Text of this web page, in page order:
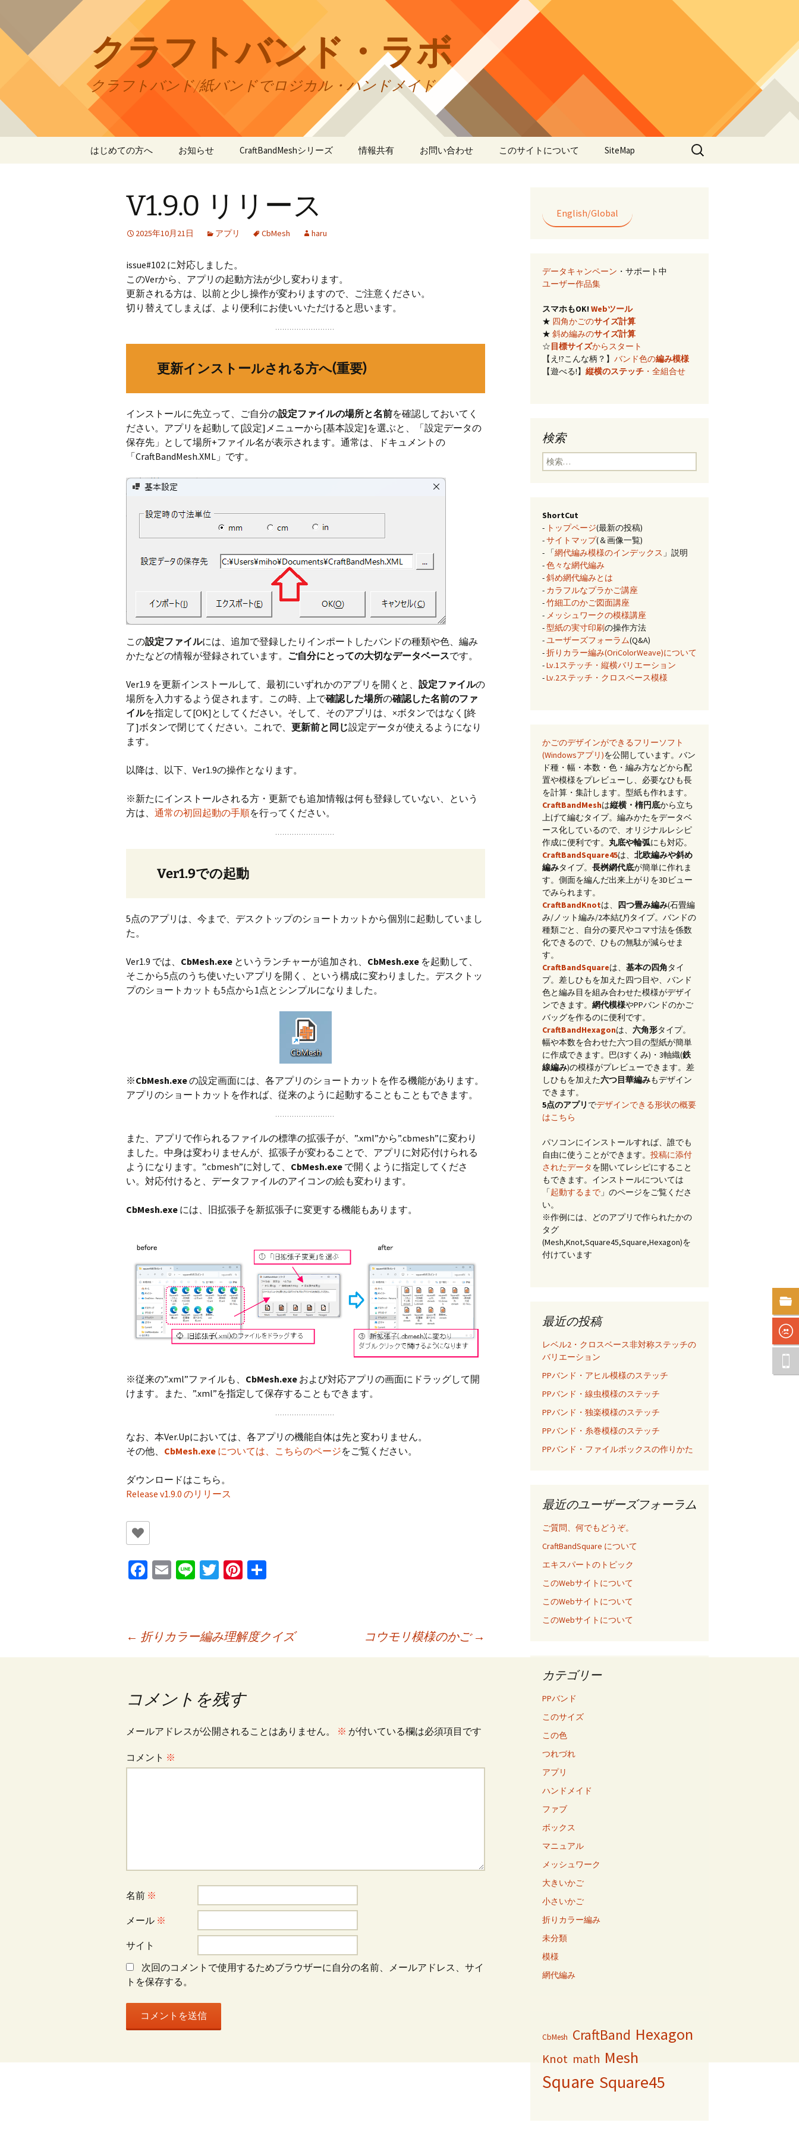
テ
キ
プ
クラフトバンド・ラボ
クラフトバンド/紙バンドでロジカル・ハンドメイド
はじめての方へ お知らせ CraftBandMeshシリーズ
CraftBandSquare45
CraftBandKnot
CraftBandHexagon
CbMesh
順
手動インストール手順
データについて
情報共有
四角かごのサイズ計算
斜め編み(北欧編み)のサ
目標サイズからの概算
バンド色の編み模様
クロスベースのステッ
チ・2色の組合せ模様
お問い合わせ このサイトについて
折りカラー編み
(OriColorWeave)につい
SiteMap
検
索:
V1.9.0 リリース
2025年10月21日 アプリ CbMesh haru
issue#102 に対応しました。
このVerから、アプリの起動方法が少し変わります。
更新される方は、以前と少し操作が変わりますので、ご注意ください。
切り替えてしまえば、より便利にお使いいただけると思います。
更新インストールされる方へ(重要)
インストールに先立って、ご自分の設定ファイルの場所と名前を確認しておいてく
ださい。アプリを起動して[設定]メニューから[基本設定]を選ぶと、「設定データの
保存先」として場所+ファイル名が表示されます。通常は、ドキュメントの
「CraftBandMesh.XML」です。
この設定ファイルには、追加で登録したりインポートしたバンドの種類や色、編み
かたなどの情報が登録されています。 ご自分にとっての大切なデータベースです。
Ver1.9 を更新インストールして、最初にいずれかのアプリを開くと、 設定ファイルの
場所を入力するよう促されます。この時、上で確認した場所の確認した名前のファ
イルを指定して[OK]としてください。そして、そのアプリは、×ボタンではなく[終
了]ボタンで閉じてください。これで、 更新前と同じ設定データが使えるようになり
ます。
以降は、以下、Ver1.9の操作となります。
※新たにインストールされる方・更新でも追加情報は何も登録していない、という
方は、 通常の初回起動の手順を行ってください。
Ver1.9での起動
5点のアプリは、今まで、デスクトップのショートカットから個別に起動していまし
た。
Ver1.9 では、 CbMesh.exe というランチャーが追加され、 CbMesh.exe を起動して、
そこから5点のうち使いたいアプリを開く、という構成に変わりました。デスクトッ
プのショートカットも5点から1点とシンプルになりました。
※CbMesh.exeの設定画面には、各アプリのショートカットを作る機能があります。
アプリのショートカットを作れば、従来のように起動することもこともできます。
また、アプリで作られるファイルの標準の拡張子が、”.xml”から”.cbmesh”に変わり
ました。中身は変わりませんが、拡張子が変わることで、アプリに対応付けられる
ようになります。”.cbmesh”に対して、 CbMesh.exe で開くように指定してくださ
い。対応付けると、データファイルのアイコンの絵も変わります。
CbMesh.exe には、旧拡張子を新拡張子に変更する機能もあります。
※従来の”.xml”ファイルも、 CbMesh.exe および対応アプリの画面にドラッグして開
けます。また、”.xml”を指定して保存することもできます。
なお、本Ver.Upにおいては、各アプリの機能自体は先と変わりません。
その他、 CbMesh.exe については、こちらのページをご覧ください。
ダウンロードはこちら。
Release v1.9.0 のリリース
Fa
o
o
k
E
l
Li T
er
Pi
es
t
← 折りカラー編み理解度クイズ コウモリ模様のかご →
コメントを残す
メールアドレスが公開されることはありません。 ※ が付いている欄は必須項目です
コメント ※
名前 ※
メール ※
サイト
次回のコメントで使用するためブラウザーに自分の名前、メールアドレス、サイ
トを保存する。
English/Global
データキャンペーン ・サポート中
ユーザー作品集
スマホもOK! Webツール
★ 四角かごのサイズ計算
★ 斜め編みのサイズ計算
☆目標サイズからスタート
【え!?こんな柄？】 バンド色の編み模様
【遊べる!】 縦横のステッチ ・全組合せ
検索
検
索:
ShortCut
- トップページ(最新の投稿)
-サイトマップ(＆画像一覧)
- 「網代編み模様のインデックス 」説明
-色々な網代編み
-斜め網代編みとは
- カラフルなプラかご講座
-竹細工のかご図面講座
- メッシュワークの模様講座
-型紙の実寸印刷の操作方法
-ユーザーズフォーラム(Q&A)
-折りカラー編み(OriColorWeave)について
-Lv.1ステッチ・縦横バリエーション
-Lv.2ステッチ・クロスベース模様
かごのデザインができるフリーソフト
(Windowsアプリ)を公開しています。バン
ド種・幅・本数・色・編み方などから配
置や模様をプレビューし、必要なひも長
を計算・集計します。型紙も作れます。
CraftBandMeshは縦横・楕円底から立ち
上げて編むタイプ。編みかたをデータベ
ース化しているので、オリジナルレシピ
作成に便利です。 丸底や輪弧にも対応。
CraftBandSquare45は、 北欧編みや斜め
編みタイプ。 長桝網代底が簡単に作れま
す。側面を編んだ出来上がりを3Dビュー
でみられます。
CraftBandKnotは、 四つ畳み編み(石畳編
み/ノット編み/2本結び)タイプ。バンドの
種類ごと、自分の要尺やコマ寸法を係数
化できるので、ひもの無駄が減らせま
す。
CraftBandSquareは、 基本の四角タイ
プ。差しひもを加えた四つ目や、バンド
色と編み目を組み合わせた模様がデザイ
ンできます。 網代模様やPPバンドのかご
バッグを作るのに便利です。
CraftBandHexagonは、 六角形タイプ。
幅や本数を合わせた六つ目の型紙が簡単
に作成できます。巴(3すくみ)・3軸織(鉄
線編み)の模様がプレビューできます。差
しひもを加えた六つ目華編みもデザイン
できます。
5点のアプリ でデザインできる形状の概要
はこちら
パソコンにインストールすれば、誰でも
自由に使うことができます。 投稿に添付
されたデータを開いてレシピにすること
もできます。インストールについては
「起動するまで 」のページをご覧くださ
い。
※作例には、どのアプリで作られたかの
タグ
(Mesh,Knot,Square45,Square,Hexagon)を
付けています
最近の投稿
レベル2・クロスベース非対称ステッチの
バリエーション
PPバンド・アヒル模様のステッチ
PPバンド・線虫模様のステッチ
PPバンド・独楽模様のステッチ
PPバンド・糸巻模様のステッチ
PPバンド・ファイルボックスの作りかた
最近のユーザーズフォーラム
ご質問、何でもどうぞ。
CraftBandSquare について
エキスパートのトピック
このWebサイトについて
このWebサイトについて
このWebサイトについて
カテゴリー
PPバンド
このサイズ
この色
つれづれ
アプリ
ハンドメイド
ファブ
ボックス
マニュアル
メッシュワーク
大きいかご
小さいかご
折りカラー編み
未分類
模様
網代編み
CbMesh CraftBand Hexagon
Knot math Mesh
Square Square45